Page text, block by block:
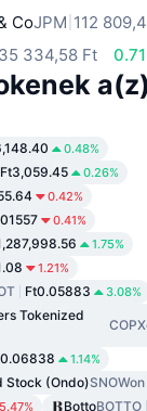
CoJPM 112
35 334,58 Ft
0.48%
Ft3,059.45 0.26%
0.42%
0.41%
1.75%
1.21%
Ft0.05883 3.08%
Tokenized
1.14%
Stock (Ondo)SNOWon
5.47% BottoBOTTO